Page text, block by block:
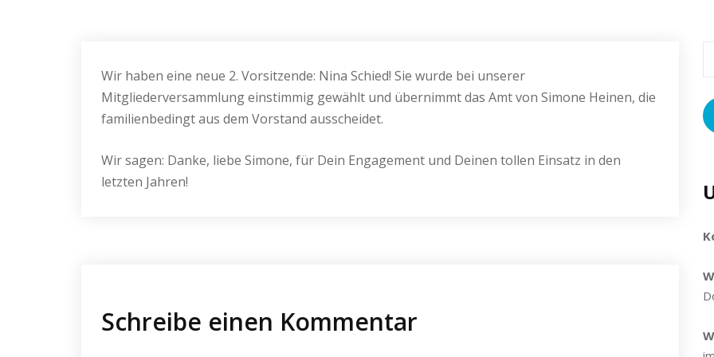
Wir haben eine neue 2. Vorsitzende: Nina Schied! Sie wurde bei unserer
Mitgliederversammlung einstimmig gewählt und übernimmt das Amt von Simone Heinen, die
familienbedingt aus dem Vorstand ausscheidet.
Wir sagen: Danke, liebe Simone, für Dein Engagement und Deinen tollen Einsatz in den
letzten Jahren!
Schreibe einen Kommentar